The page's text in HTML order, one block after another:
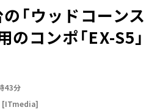
「ウッドコーンス
のコンポ「EX-S5」
43分
[ITmedia]